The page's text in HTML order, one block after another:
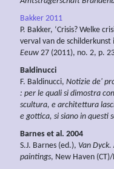
Bakker 2011
P. Bakker, ‘Crisis? Welke
verval van de schilderkunst
Eeuw 27 (2011), no. 2, p.
Baldinucci
F. Baldinucci, Notizie de'
: per le quali si dimostra
scultura, e architettura
e gottica, si siano in questi
Barnes et al. 2004
S.J. Barnes (ed.), Van
paintings, New Haven